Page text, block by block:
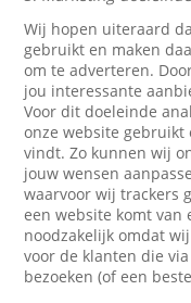
Wij hopen uiteraard
gebruikt en maken
om te adverteren.
jou interessante
Voor dit doeleinde
onze website
vindt. Zo kunnen wij
jouw wensen
waarvoor wij trackers
een website komt van
noodzakelijk omdat
voor de klanten die
bezoeken (of een